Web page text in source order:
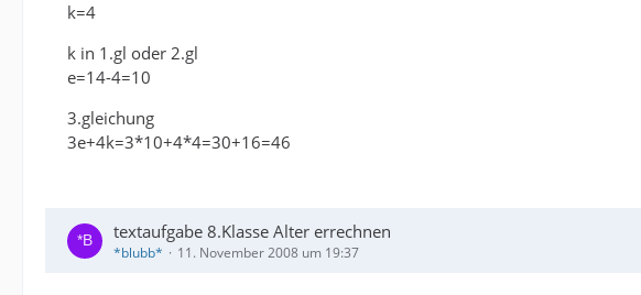
k=4
k in 1.gl oder 2.gl
e=14-4=10
3.gleichung
3e+4k=3*10+4*4=30+16=46
textaufgabe 8.Klasse Alter errechnen
*blubb* 11. November 2008 um 19:37